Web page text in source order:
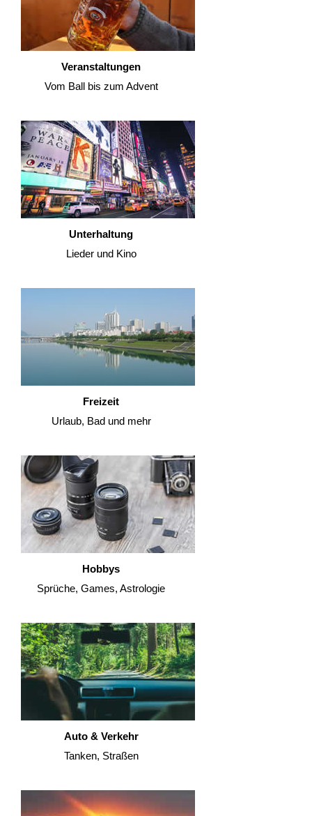
Veranstaltungen
Vom Ball bis zum Advent
Unterhaltung
Lieder und Kino
Freizeit
Urlaub, Bad und mehr
Hobbys
Sprüche, Games, Astrologie
Auto & Verkehr
Tanken, Straßen